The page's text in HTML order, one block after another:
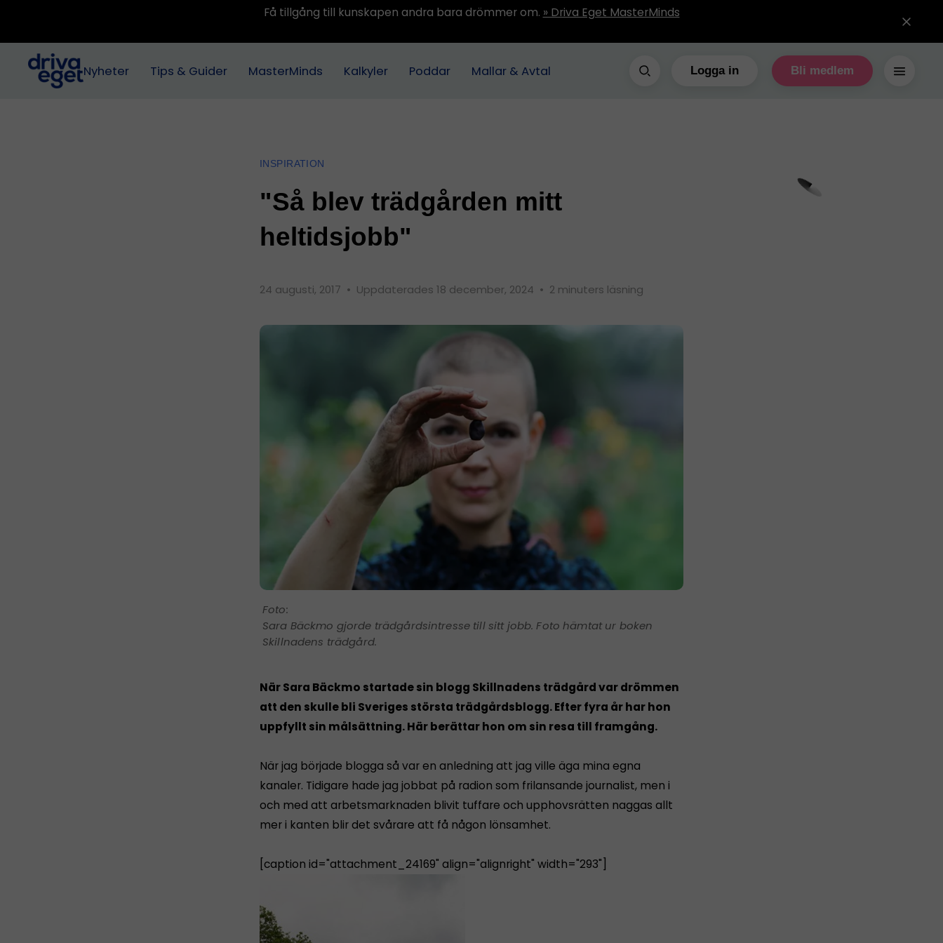
Få tillgång till kunskapen andra bara drömmer om. » Driva Eget MasterMinds
Nyheter Tips & Guider MasterMinds Kalkyler Poddar Mallar & Avtal Logga in Bli medlem
INSPIRATION
"Så blev trädgården mitt
heltidsjobb"
24 augusti, 2017 • Uppdaterades 18 december, 2024 • 2 minuters läsning
Sara Bäckmo gjorde trädgårdsintresse till sitt jobb. Foto hämtat ur boken
Skillnadens trädgård.
När Sara Bäckmo startade sin blogg Skillnadens trädgård var drömmen
att den skulle bli Sveriges största trädgårdsblogg. Efter fyra år har hon
uppfyllt sin målsättning. Här berättar hon om sin resa till framgång.
När jag började blogga så var en anledning att jag ville äga mina egna
kanaler. Tidigare hade jag jobbat på radion som frilansande journalist, men i
och med att arbetsmarknaden blivit tuffare och upphovsrätten naggas allt
mer i kanten blir det svårare att få någon lönsamhet.
[caption id="attachment_24169" align="alignright" width="293"]